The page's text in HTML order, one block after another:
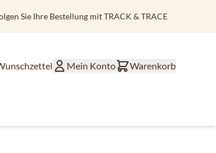
Sie Ihre Bestellung mit TRACK & TRACE
Mein Konto Warenkorb